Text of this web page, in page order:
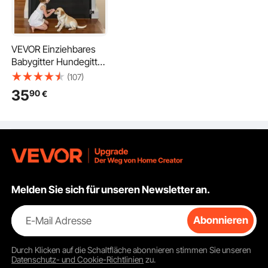
VEVOR Einziehbares
Babygitter Hundegitter
ausziehbar auf 143 cm
(B) / 795 mm (H),
Treppenschutzgitter
Treppen Flure
drinnen/draußen,
(107)
3590€
Melden Sie sich für unseren Newsletter an.
E-Mail Adresse Abonnieren
Durch Klicken auf die Schaltflächeabonnieren stimmen Sie unseren
Datenschutz- und Cookie-Richtlinien zu.